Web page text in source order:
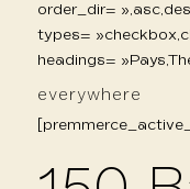
order_dir=
types=
headings=
everywhere